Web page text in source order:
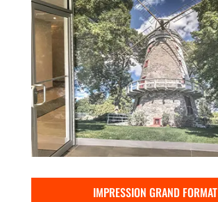
IMPRESSION GRAND FORMAT